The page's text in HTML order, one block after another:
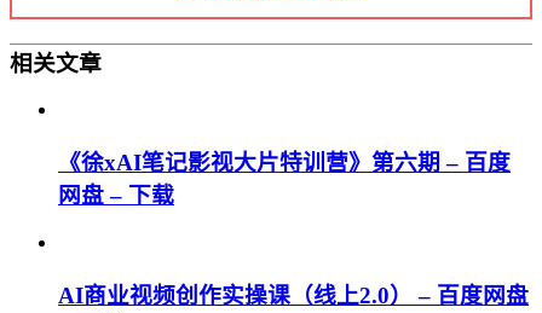
相关文章
《徐xAI笔记影视大片特训营》第六期 – 百度
网盘 – 下载
AI商业视频创作实操课（线上2.0） – 百度网盘